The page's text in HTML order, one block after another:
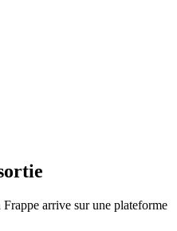
arrive sur une plateforme